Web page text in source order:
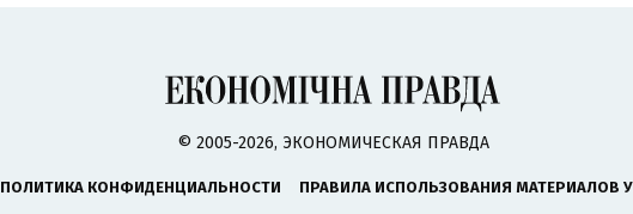
© 2005-2026, ЭКОНОМИЧЕСКАЯ ПРАВДА
ПОЛИТИКА КОНФИДЕНЦИАЛЬНОСТИ ПРАВИЛА ИСПОЛЬЗОВАНИЯ МАТЕРИАЛОВ